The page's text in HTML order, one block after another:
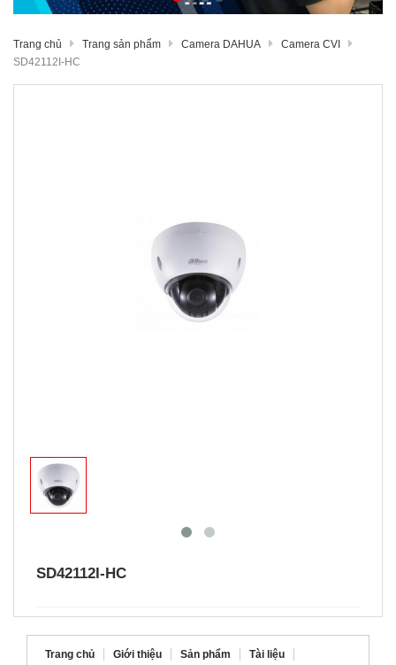
Trang chủ Trang sản phẩm Camera DAHUA
Camera CVI
SD42112I-HC
SD42112I-HC
Trang chủ Giới thiệu Sản phẩm Tài liệu